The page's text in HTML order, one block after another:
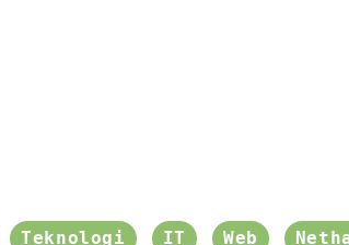
Teknologi IT Web